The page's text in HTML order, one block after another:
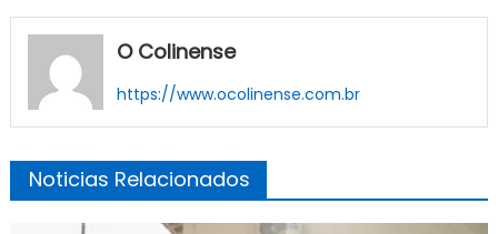
O Colinense
https://www.ocolinense.com.br
Noticias Relacionados